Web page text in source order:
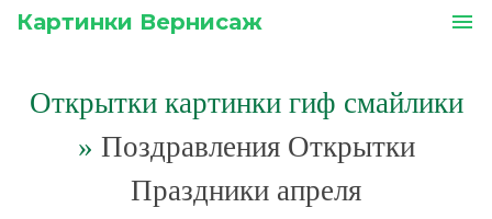
Картинки Вернисаж menu
Открытки картинки гиф смайлики
» Поздравления Открытки
Праздники апреля